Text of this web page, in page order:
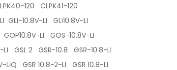
120 CLPK41-120
GLI-10.8V-LI GLI10.8V-LI
LI GOS-10.8V-LI
LI GSL 2 GSR-10.8 GSR-10.8-LI
LiQ GSR 10.8-2-LI GSR 10.8-LI